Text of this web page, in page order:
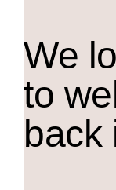
We
to
back